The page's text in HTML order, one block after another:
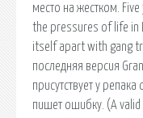
место на жестком.
the pressures of life in
itself apart with gang
последняя версия
присутствует у
пишет ошибку. (A